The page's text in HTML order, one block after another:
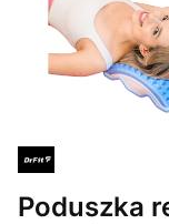
Poduszka